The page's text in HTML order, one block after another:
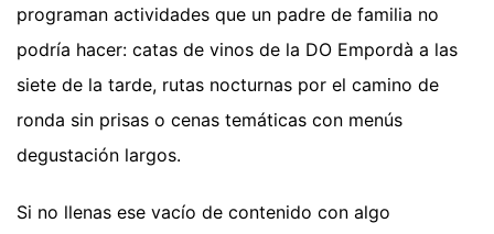
programan actividades que un padre de familia no
podría hacer: catas de vinos de la DO Empordà a las
siete de la tarde, rutas nocturnas por el camino de
ronda sin prisas o cenas temáticas con menús
degustación largos.
Si no llenas ese vacío de contenido con algo